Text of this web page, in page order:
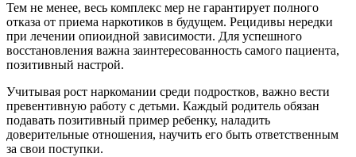
Тем не менее, весь комплекс мер не гарантирует полного
отказа от приема наркотиков в будущем. Рецидивы нередки
при лечении опиоидной зависимости. Для успешного
восстановления важна заинтересованность самого пациента,
позитивный настрой.
Учитывая рост наркомании среди подростков, важно вести
превентивную работу с детьми. Каждый родитель обязан
подавать позитивный пример ребенку, наладить
доверительные отношения, научить его быть ответственным
за свои поступки.